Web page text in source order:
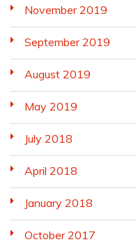
November 2019
September 2019
August 2019
May 2019
July 2018
April 2018
January 2018
October 2017